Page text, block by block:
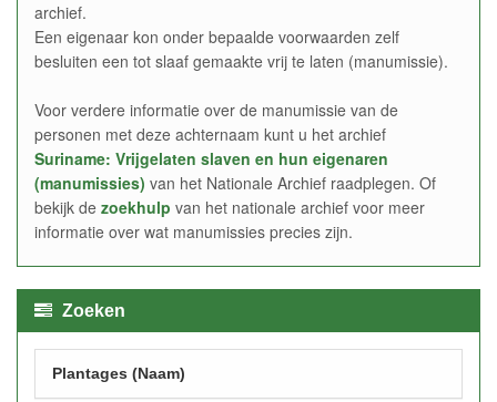
archief.
Een eigenaar kon onder bepaalde voorwaarden zelf
besluiten een tot slaaf gemaakte vrij te laten (manumissie).
Voor verdere informatie over de manumissie van de
personen met deze achternaam kunt u het archief
Suriname: Vrijgelaten slaven en hun eigenaren
(manumissies) van het Nationale Archief raadplegen. Of
bekijk de zoekhulp van het nationale archief voor meer
informatie over wat manumissies precies zijn.
Zoeken
Plantages (Naam)